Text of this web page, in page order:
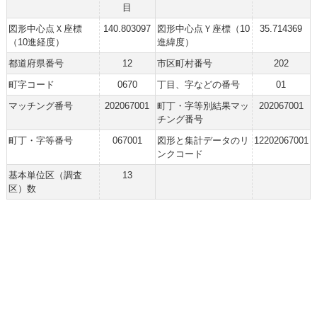
目
図形中心点Ｘ座標
（10進経度）
140.803097
図形中心点Ｙ座標（10
進緯度）
35.714369
都道府県番号 12 市区町村番号
202
町字コード
0670 丁目、字などの番号
01
マッチング番号
202067001
町丁・字等別結果マッ
チング番号
202067001
町丁・字等番号 067001
図形と集計データのリ
ンクコード
12202067001
基本単位区（調査
区）数
13